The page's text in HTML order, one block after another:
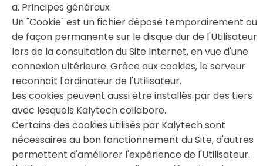
a. Principes généraux
Un "Cookie" est un fichier déposé temporairement ou
de façon permanente sur le disque dur de l'Utilisateur
lors de la consultation du Site Internet, en vue d'une
connexion ultérieure. Grâce aux cookies, le serveur
reconnaît l'ordinateur de l'Utilisateur.
Les cookies peuvent aussi être installés par des tiers
avec lesquels Kalytech collabore.
Certains des cookies utilisés par Kalytech sont
nécessaires au bon fonctionnement du Site, d'autres
permettent d'améliorer l'expérience de l'Utilisateur.